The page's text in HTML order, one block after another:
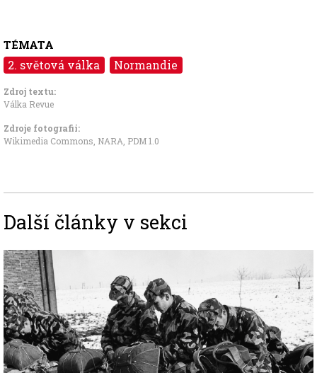
TÉMATA
2. světová válka Normandie
Zdroj textu:
Válka Revue
Zdroje fotografii:
Wikimedia Commons, NARA PDM 1.0
Další články v sekci
Image